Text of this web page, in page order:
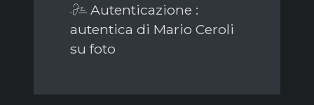
Autenticazione :
autentica di Mario Ceroli
su foto